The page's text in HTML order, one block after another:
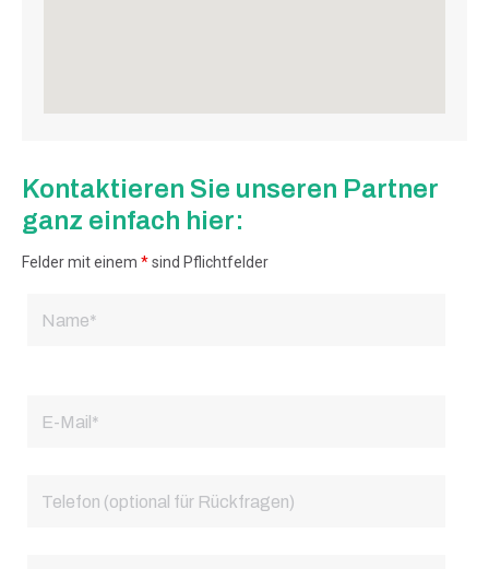
Kontaktieren Sie unseren Partner
ganz einfach hier:
Felder mit einem *sind Pflichtfelder